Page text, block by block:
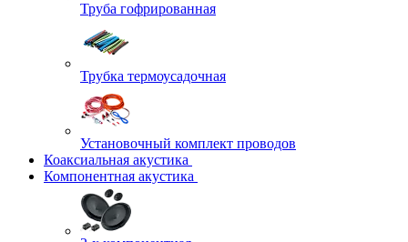
Труба гофрированная
Трубка термоусадочная
Установочный комплект проводов
Коаксиальная акустика
Компонентная акустика